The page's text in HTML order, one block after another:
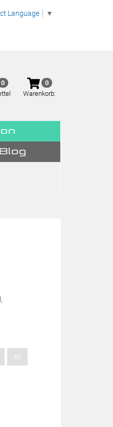
Language ▼
0
Warenkorb
aufklappen
0
Warenkorb:
46